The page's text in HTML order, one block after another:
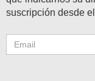
suscripción desde